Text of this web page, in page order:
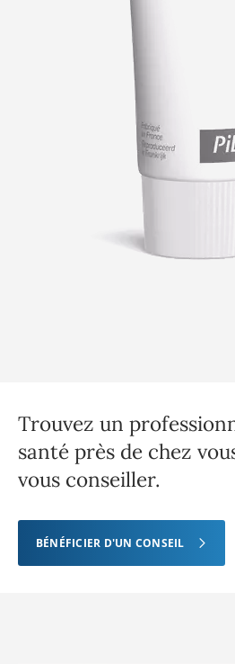
Trouvez un
santé près de chez
vous conseiller.
BÉNÉFICIER D'UN CONSEIL